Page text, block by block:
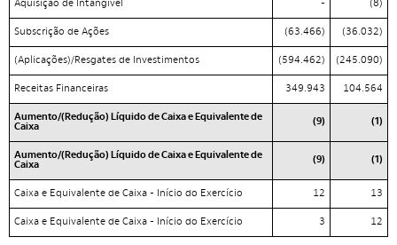
Aquisição de Intangível - (8)
Subscrição de Ações (63.466) (36.032)
(Aplicações)/Resgates de Investimentos (594.462) (245.090)
Receitas Financeiras 349.943 104.564
Aumento/(Redução) Líquido de Caixa e Equivalente de
Caixa
(9) (1)
Aumento/(Redução) Líquido de Caixa e Equivalente de
Caixa
(9) (1)
Caixa e Equivalente de Caixa - Início do Exercício 12 13
Caixa e Equivalente de Caixa - Início do Exercício 3 12